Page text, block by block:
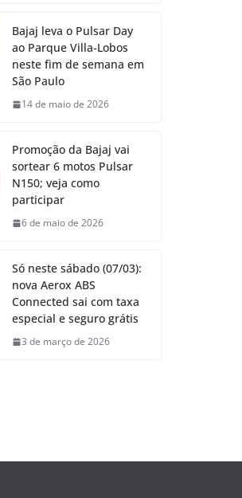
Bajaj leva o Pulsar Day
ao Parque Villa-Lobos
neste fim de semana em
São Paulo
14 de maio de 2026
Promoção da Bajaj vai
sortear 6 motos Pulsar
N150; veja como
participar
6 de maio de 2026
Só neste sábado (07/03):
nova Aerox ABS
Connected sai com taxa
especial e seguro grátis
3 de março de 2026